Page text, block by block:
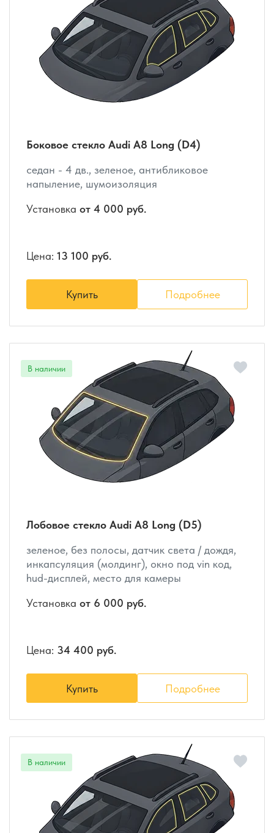
Боковое стекло Audi A8 Long (D4)
седан - 4 дв., зеленое, антибликовое
напыление, шумоизоляция
Установка от 4 000 руб.
Цена: 13 100 руб.
Купить Подробнее
Лобовое стекло Audi A8 Long (D5)
зеленое, без полосы, датчик света / дождя,
инкапсуляция (молдинг), окно под vin код,
hud-дисплей, место для камеры
Установка от 6 000 руб.
Цена: 34 400 руб.
Купить Подробнее